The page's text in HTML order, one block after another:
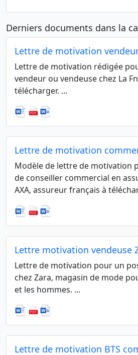
Derniers documents dans la
Lettre de motivation
Lettre de motivation rédigée
vendeur ou vendeuse chez La
télécharger. ...
Lettre de motivation
Modèle de lettre de motivation
de conseiller commercial en
AXA, assureur français à
Lettre motivation vendeuse
Lettre de motivation pour un
chez Zara, magasin de mode
et les hommes. ...
Lettre de motivation BTS